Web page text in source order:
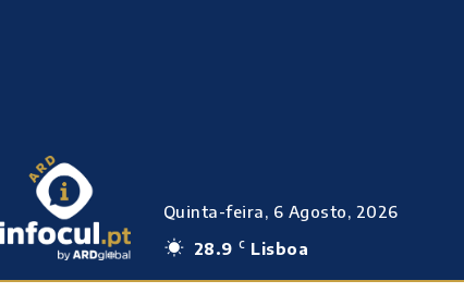
Quinta-feira, 6 Agosto, 2026
28.9 C Lisboa